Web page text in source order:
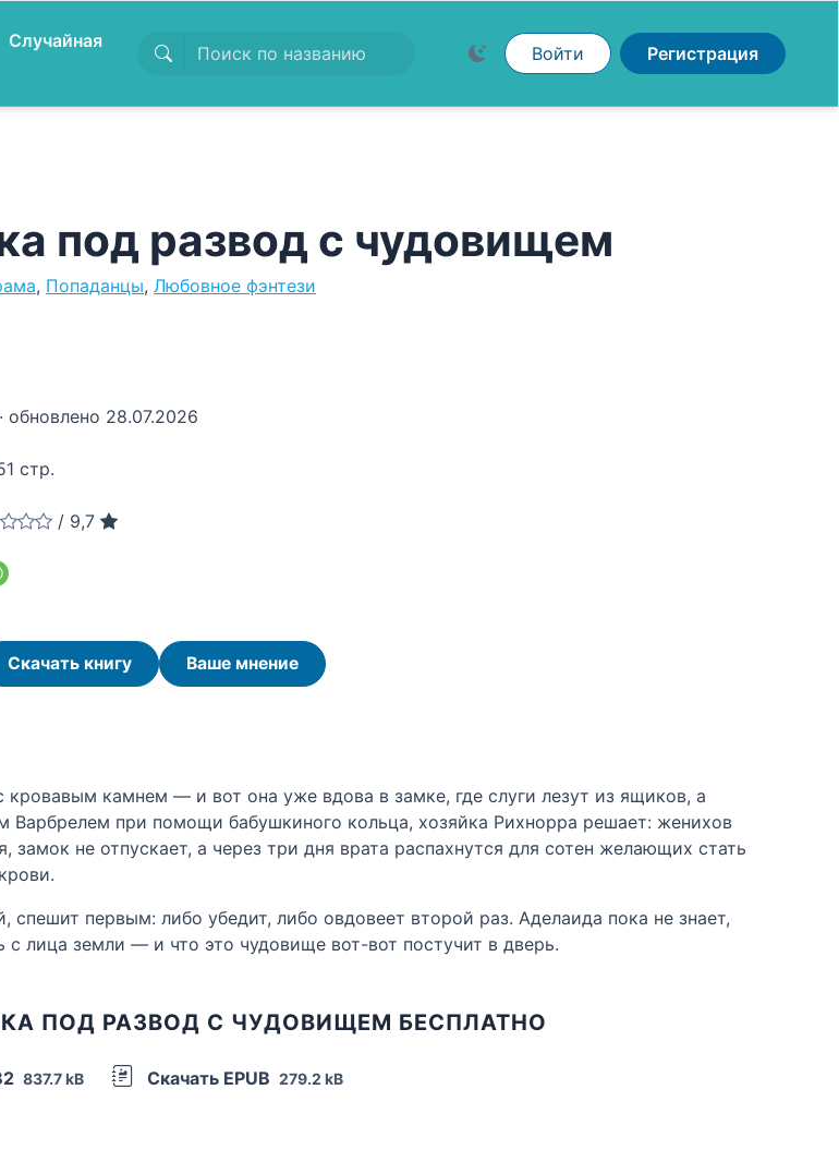
Случайная
Войти Регистрация
под развод с чудовищем
, Попаданцы, Любовное фэнтези
· обновлено 28.07.2026
стр.
/ 9,7
Скачать книгу Ваше мнение
камнем — и вот она уже вдова в замке, где слуги лезут из ящиков, а
Варбрелем при помощи бабушкиного кольца, хозяйка Рихнорра решает: женихов
не отпускает, а через три дня врата распахнутся для сотен желающих стать
первым: либо убедит, либо овдовеет второй раз. Аделаида пока не знает,
лица земли — и что это чудовище вот-вот постучит в дверь.
ПОД РАЗВОД С ЧУДОВИЩЕМ БЕСПЛАТНО
837.7 kB Скачать EPUB 279.2 kB